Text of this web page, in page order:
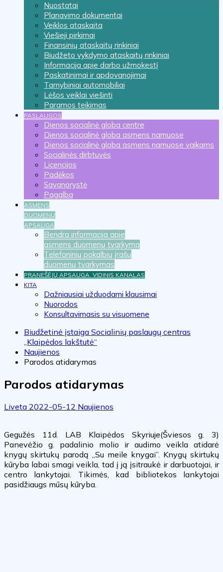
Nuostatai
Planavimo dokumentai
Veiklos ataskaita
Viešieji pirkimai
Finansinių ataskaitų rinkiniai
Biudžeto vykdymo ataskaitų rinkiniai
Informacija apie darbo užmokestį
Paskatinimai ir apdovanojimai
Tarnybiniai automobiliai
Lėšos veiklai viešinti
Paramos teikimas
PASLAUGOS
Dienos socialinė globa centre
Dienos socialinė globa asmens namuose
Dienos socialinė globa asmens namuose vaikams
Socialinės dirbtuvės
Licencijos
Padėkos
Savanorystė
Pagalba
ASMENS
DUOMENŲ
APSAUGA
Bendra informacija apie
asmens duomenų tvarkymą
Telefoninių pokalbių įrašų
duomenų tvarkymas
PRANEŠĖJŲ APSAUGA. VIDINIS KANALAS
KITA
Dažniausiai užduodami klausimai
Nuorodos
Konsultavimasis su visuomene
Biudžetinė įstaiga Socialinių paslaugų centras
„Klaipėdos lakštutė“
Naujienos
Parodos atidarymas
Parodos atidarymas
Liveta 2022-05-12 Naujienos
Gegužės 11d. LAB Klaipėdos Skyriuje(Šviesos g. 3)
Panevėžio g. padalinio molio ir audimo veikla atidarė
knygų skirtukų parodą „Su meile knygai”. Knygų skirtukų
kūryba labai smagi veikla, tad į ją įsitraukė ir darbuotojai, ir
centro lankytojai. Tikimės, kad bibliotekos lankytojai
pasidžiaugs mūsų kūryba.